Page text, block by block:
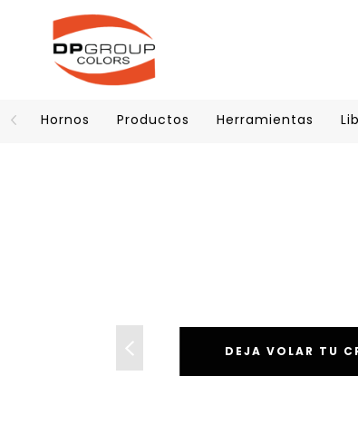
Hornos Productos Herramientas
DEJA VOLAR TU